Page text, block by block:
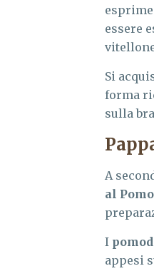
essere
Si
forma
sulla
A
al
I
appesi